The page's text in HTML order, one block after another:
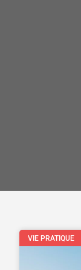
VIE PRATIQUE